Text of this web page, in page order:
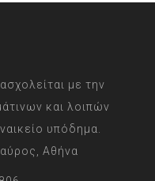
με την
και λοιπών
υπόδημα.
Αθήνα